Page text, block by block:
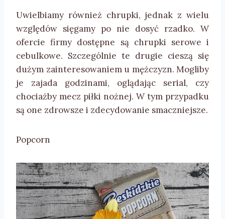
Uwielbiamy również chrupki, jednak z wielu
względów sięgamy po nie dosyć rzadko. W
ofercie firmy dostępne są chrupki serowe i
cebulkowe. Szczególnie te drugie cieszą się
dużym zainteresowaniem u mężczyzn. Mogliby
je zajada godzinami, oglądając serial, czy
chociażby mecz piłki nożnej. W tym przypadku
są one zdrowsze i zdecydowanie smaczniejsze.
Popcorn